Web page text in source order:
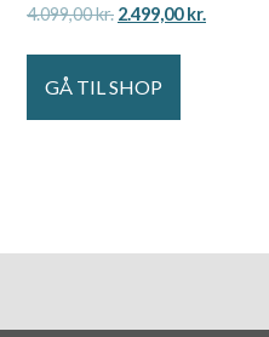
4.099,00kr. 2.499,00kr.
GÅ TIL SHOP